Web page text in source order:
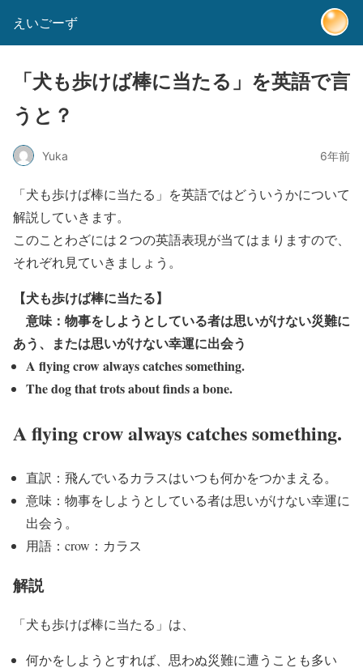
えいごーず
「犬も歩けば棒に当たる」を英語で言
うと？
Yuka 6年前
「犬も歩けば棒に当たる」を英語ではどういうかについて
解説していきます。
このことわざには２つの英語表現が当てはまりますので、
それぞれ見ていきましょう。
【犬も歩けば棒に当たる】
意味：物事をしようとしている者は思いがけない災難に
あう、または思いがけない幸運に出会う
A flying crow always catches something.
The dog that trots about finds a bone.
A flying crow always catches something.
直訳：飛んでいるカラスはいつも何かをつかまえる。
意味：物事をしようとしている者は思いがけない幸運に
出会う。
用語：crow：カラス
解説
「犬も歩けば棒に当たる」は、
何かをしようとすれば、思わぬ災難に遭うことも多い